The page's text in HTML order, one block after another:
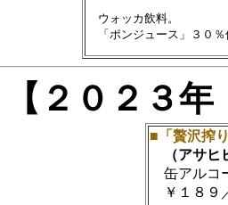
ウォッカ飲料。
【２０２３
■「贅沢搾
（アサヒ
缶アルコ
￥１８９